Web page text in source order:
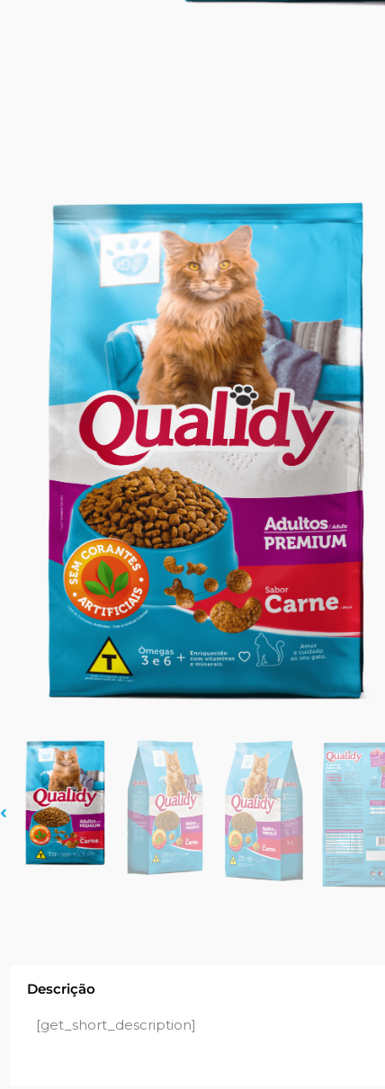
Descrição
[get_short_description]